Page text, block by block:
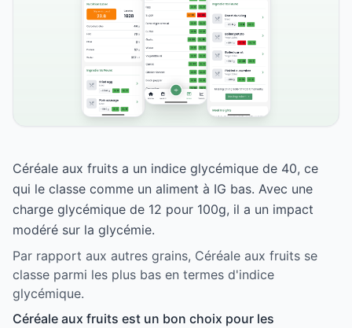
Céréale aux fruits a un indice glycémique de 40, ce
qui le classe comme un aliment à IG bas. Avec une
charge glycémique de 12 pour 100g, il a un impact
modéré sur la glycémie.
Par rapport aux autres grains, Céréale aux fruits se
classe parmi les plus bas en termes d'indice
glycémique.
Céréale aux fruits est un bon choix pour les